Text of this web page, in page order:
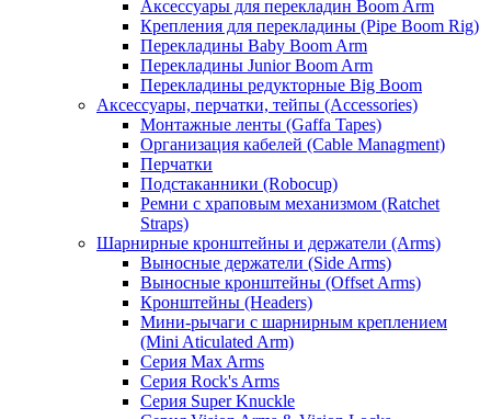
Аксессуары для перекладин Boom Arm
Крепления для перекладины (Pipe Boom Rig)
Перекладины Baby Boom Arm
Перекладины Junior Boom Arm
Перекладины редукторные Big Boom
Аксессуары, перчатки, тейпы (Accessories)
Монтажные ленты (Gaffa Tapes)
Организация кабелей (Cable Managment)
Перчатки
Подстаканники (Robocup)
Ремни с храповым механизмом (Ratchet
Straps)
Шарнирные кронштейны и держатели (Arms)
Выносные держатели (Side Arms)
Выносные кронштейны (Offset Arms)
Кронштейны (Headers)
Мини-рычаги с шарнирным креплением
(Mini Aticulated Arm)
Серия Max Arms
Серия Rock's Arms
Серия Super Knuckle